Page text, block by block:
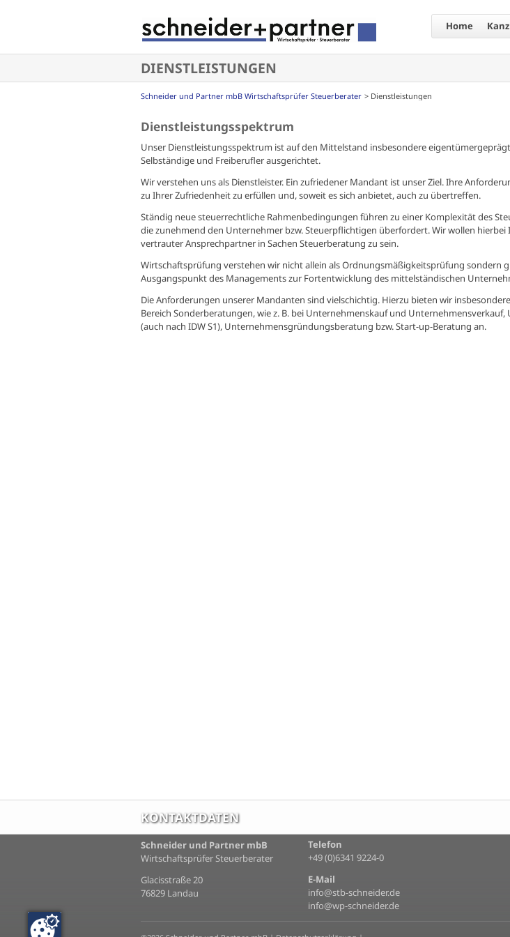
Navigation
überspringen Home
DIENSTLEISTUNGEN
Schneider und Partner mbB Wirtschaftsprüfer Steuerberater Dienstleistungen
Dienstleistungsspektrum
Unser Dienstleistungsspektrum ist auf den Mittelstand insbesondere
Selbständige und Freiberufler ausgerichtet.
Wir verstehen uns als Dienstleister. Ein zufriedener Mandant ist unser Ziel. Ihre
zu Ihrer Zufriedenheit zu erfüllen und, soweit es sich anbietet, auch zu übertreffen.
Ständig neue steuerrechtliche Rahmenbedingungen führen zu einer Komplexität des
die zunehmend den Unternehmer bzw. Steuerpflichtigen überfordert. Wir wollen
vertrauter Ansprechpartner in Sachen Steuerberatung zu sein.
Wirtschaftsprüfung verstehen wir nicht allein als Ordnungsmäßigkeitsprüfung sondern
Ausgangspunkt des Managements zur Fortentwicklung des mittelständischen
Die Anforderungen unserer Mandanten sind vielschichtig. Hierzu bieten wir
Bereich Sonderberatungen, wie z. B. bei Unternehmenskauf und
(auch nach IDW S1), Unternehmensgründungsberatung bzw. Start-up-Beratung an.
KONTAKTDATEN
Schneider und Partner mbB
Wirtschaftsprüfer Steuerberater
Glacisstraße 20
76829 Landau
Telefon
+49 (0)6341 9224-0
E-Mail
info@stb-schneider.de
info@wp-schneider.de